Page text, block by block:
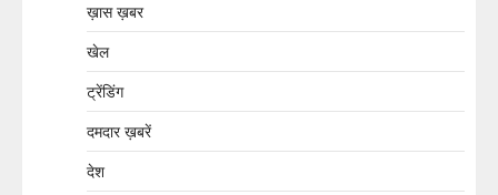
ख़ास ख़बर
खेल
ट्रेंडिंग
दमदार ख़बरें
देश